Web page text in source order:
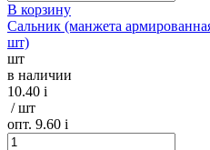
В корзину
Сальник (манжета
шт)
шт
в наличии
10.40 i
/ шт
опт. 9.60 i